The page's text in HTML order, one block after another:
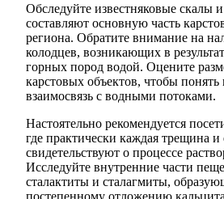
Обследуйте известняковые скалы
составляют основную часть
региона. Обратите внимание на
колодцев, возникающих в
горных пород водой. Оцените
карстовых объектов, чтобы
взаимосвязь с водными потоками.
Настоятельно рекомендуется
где практически каждая трещина
свидетельствуют о процессе
Исследуйте внутренние части
сталактиты и сталагмиты,
постепенному отложению